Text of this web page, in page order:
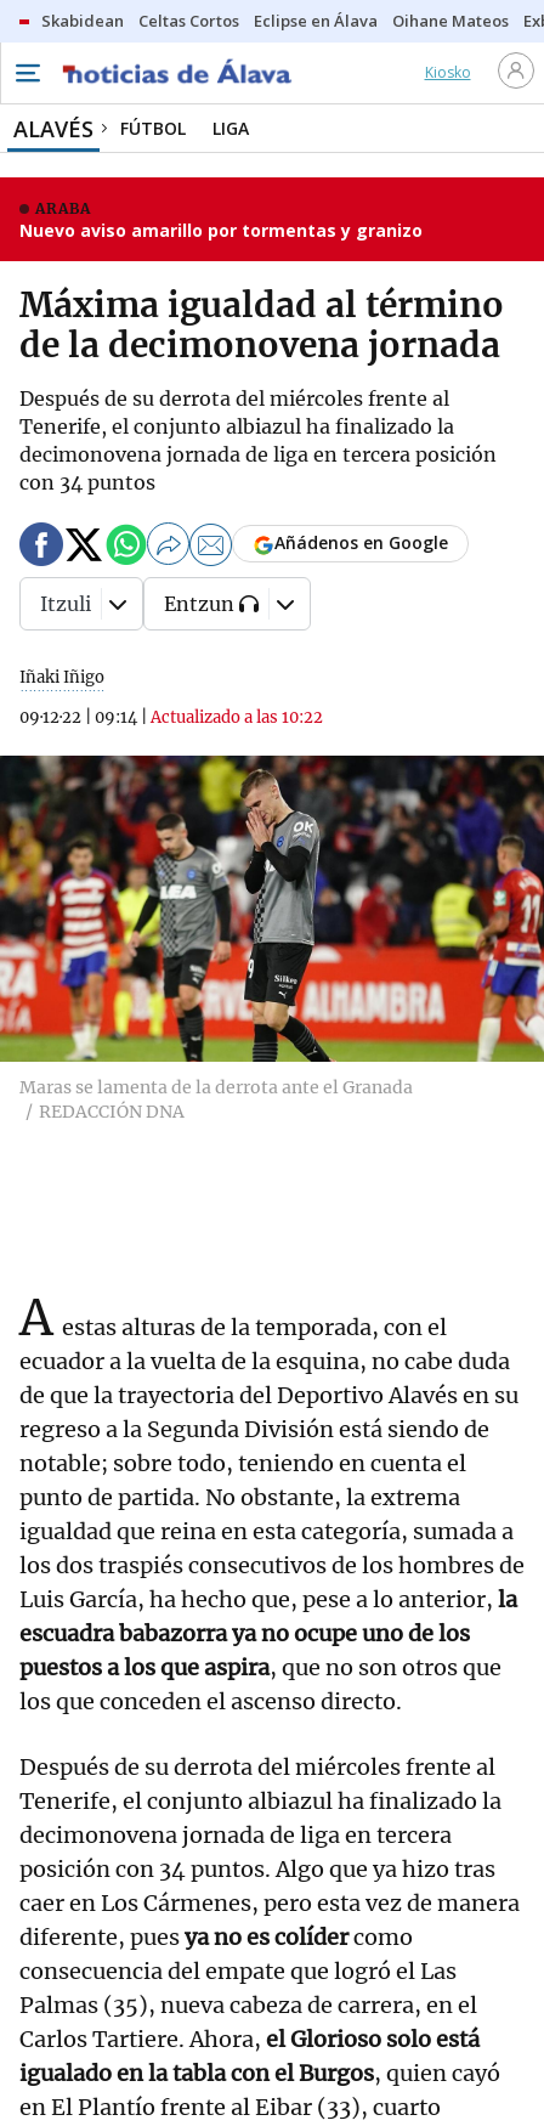
Skabidean Celtas Cortos Eclipse en Álava Oihane Mateos
Kiosko
ALAVÉS FÚTBOL LIGA
ARABA
Nuevo aviso amarillo por tormentas y granizo
Máxima igualdad al término
de la decimonovena jornada
Después de su derrota del miércoles frente al
Tenerife, el conjunto albiazul ha finalizado la
decimonovena jornada de liga en tercera posición
con 34 puntos
Iñaki Iñigo
09·12·22
09:14 |Actualizado a las 10:22
Añádenos en Google
Itzuli Entzun
Maras se lamenta de la derrota ante el Granada
REDACCIÓN DNA
A estas alturas de la temporada, con el
ecuador a la vuelta de la esquina, no cabe duda
de que la trayectoria del Deportivo Alavés en su
regreso a la Segunda División está siendo de
notable; sobre todo, teniendo en cuenta el
punto de partida. No obstante, la extrema
igualdad que reina en esta categoría, sumada a
los dos traspiés consecutivos de los hombres de
Luis García, ha hecho que, pese a lo anterior, la
escuadra babazorra ya no ocupe uno de los
puestos a los que aspira, que no son otros que
los que conceden el ascenso directo.
Después de su derrota del miércoles frente al
Tenerife, el conjunto albiazul ha finalizado la
decimonovena jornada de liga en tercera
posición con 34 puntos. Algo que ya hizo tras
caer en Los Cármenes, pero esta vez de manera
diferente, puesya no es colídercomo
consecuencia del empate que logró el Las
Palmas (35), nueva cabeza de carrera, en el
Carlos Tartiere. Ahora, el Glorioso solo está
igualado en la tabla con el Burgos, quien cayó
en El Plantío frente al Eibar (33), cuarto